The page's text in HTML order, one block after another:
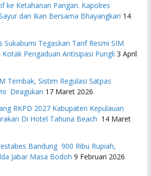
ke Ketahanan Pangan. Kapolres
dan Ikan Bersama Bhayangkari 14
Sukabumi Tegaskan Tarif Resmi SIM
Pengaduan Antisipasi Pungli 3 April
Tembak, Sistim Regulasi Satpas
Diragukan 17 Maret 2026
RKPD 2027 ​Kabupaten Kepulauan
Di Hotel Tahuna Beach 14 Maret
Bandung 900 Ribu Rupiah,
Jabar Masa Bodoh 9 Februari 2026